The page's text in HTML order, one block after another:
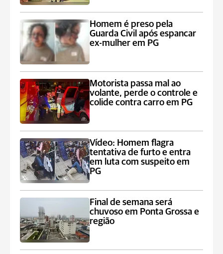
Homem é preso pela
Guarda Civil após espancar
ex-mulher em PG
Motorista passa mal ao
volante, perde o controle e
colide contra carro em PG
Vídeo: Homem flagra
tentativa de furto e entra
em luta com suspeito em
PG
Final de semana será
chuvoso em Ponta Grossa e
região